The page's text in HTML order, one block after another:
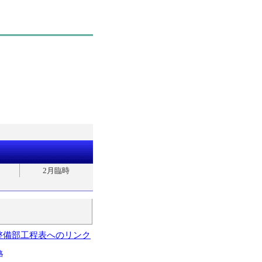
2月臨時
部工程表へのリンク